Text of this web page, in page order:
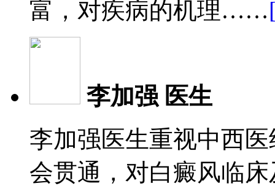
富，对疾病的机理……
李加强 医生
李加强医生重视中西
会贯通，对白癜风临